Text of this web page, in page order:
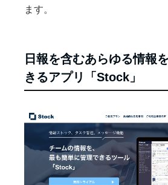
ます。
日報を含むあらゆる情報
きるアプリ「Stock」